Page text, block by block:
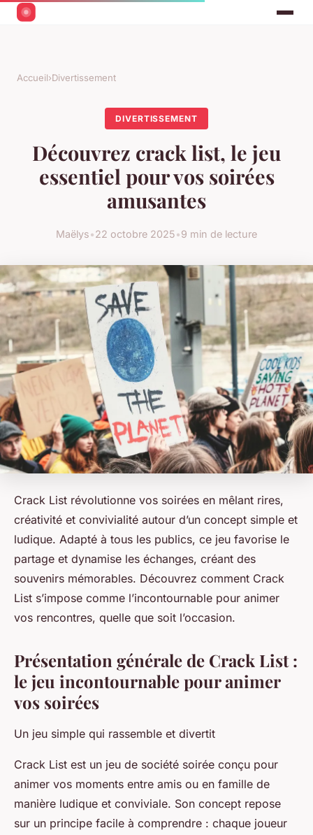
Accueil›Divertissement
DIVERTISSEMENT
Découvrez crack list, le jeu
essentiel pour vos soirées
amusantes
Maëlys•22 octobre 2025•9 min de lecture
Crack List révolutionne vos soirées en mêlant rires,
créativité et convivialité autour d’un concept simple et
ludique. Adapté à tous les publics, ce jeu favorise le
partage et dynamise les échanges, créant des
souvenirs mémorables. Découvrez comment Crack
List s’impose comme l’incontournable pour animer
vos rencontres, quelle que soit l’occasion.
Présentation générale de Crack List :
le jeu incontournable pour animer
vos soirées
Un jeu simple qui rassemble et divertit
Crack List est un jeu de société soirée conçu pour
animer vos moments entre amis ou en famille de
manière ludique et conviviale. Son concept repose
sur un principe facile à comprendre : chaque joueur